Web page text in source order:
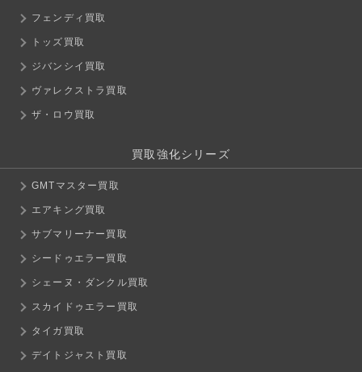
フェンディ買取
トッズ買取
ジバンシイ買取
ヴァレクストラ買取
ザ・ロウ買取
買取強化シリーズ
GMTマスター買取
エアキング買取
サブマリーナー買取
シードゥエラー買取
シェーヌ・ダンクル買取
スカイドゥエラー買取
タイガ買取
デイトジャスト買取